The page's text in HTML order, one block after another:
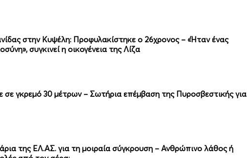
στην Κυψέλη: Προφυλακίστηκε ο 26χρονος – «Ήταν ένας
συγκινεί η οικογένεια της Λίζα
σε γκρεμό 30 μέτρων – Σωτήρια επέμβαση της Πυροσβεστικής για
της ΕΛ.ΑΣ. για τη μοιραία σύγκρουση – Ανθρώπινο λάθος ή